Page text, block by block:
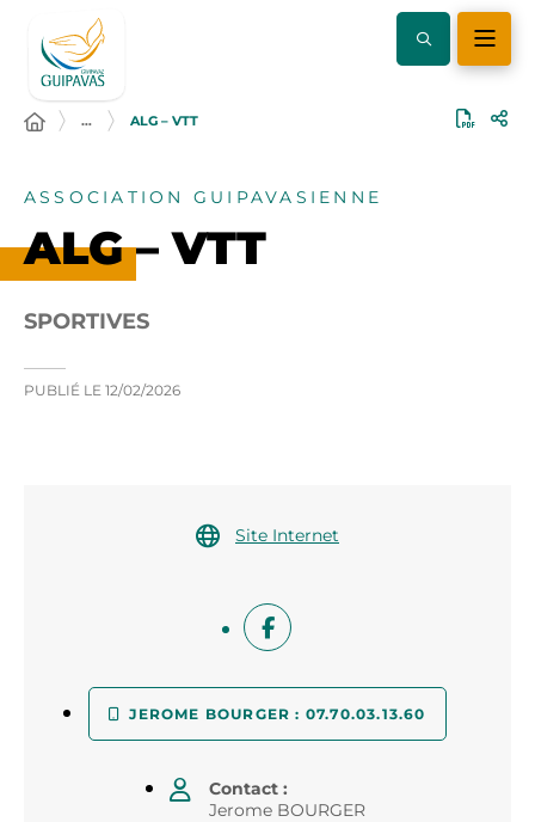
… ALG – VTT
ASSOCIATION GUIPAVASIENNE
ALG – VTT
SPORTIVES
PUBLIÉ LE 12/02/2026
Site Internet
JEROME BOURGER : 07.70.03.13.60
Contact :
Jerome BOURGER